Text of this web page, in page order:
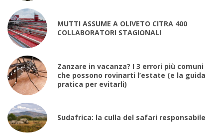
MUTTI ASSUME A OLIVETO CITRA 400
COLLABORATORI STAGIONALI
Zanzare in vacanza? I 3 errori più comuni
che possono rovinarti l’estate (e la guida
pratica per evitarli)
Sudafrica: la culla del safari responsabile